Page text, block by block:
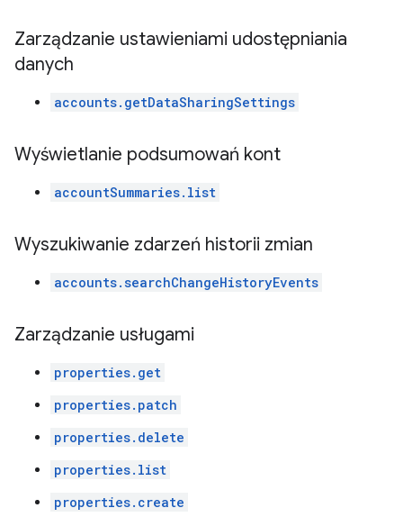
Zarządzanie ustawieniami udostępniania
danych
accounts.getDataSharingSettings
Wyświetlanie podsumowań kont
accountSummaries.list
Wyszukiwanie zdarzeń historii zmian
accounts.searchChangeHistoryEvents
Zarządzanie usługami
properties.get
properties.patch
properties.delete
properties.list
properties.create